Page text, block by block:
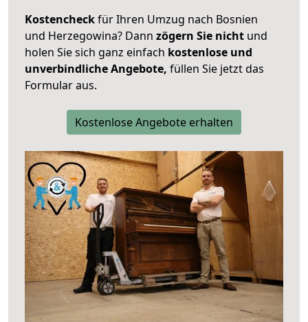
Kostencheckfür Ihren Umzug nach Bosnien
und Herzegowina? Dann zögern Sie nicht und
holen Sie sich ganz einfach kostenlose und
unverbindliche Angebote, füllen Sie jetzt das
Formular aus.
Kostenlose Angebote erhalten